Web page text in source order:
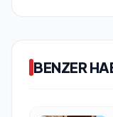
BENZER